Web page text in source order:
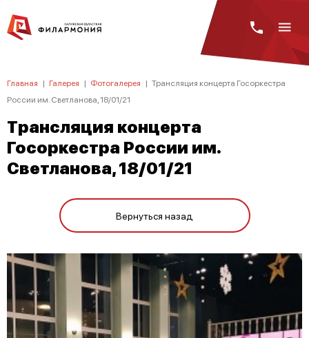
Главная | Галерея | Фотогалерея | Трансляция концерта Госоркестра
России им. Светланова, 18/01/21
Трансляция концерта
Госоркестра России им.
Светланова, 18/01/21
Вернуться назад